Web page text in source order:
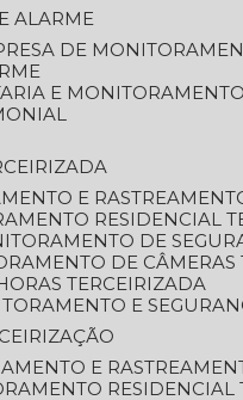
ALARME
DE
E
E
RESIDENCIAL
DE
DE
TERCEIRIZADA
E
E
RESIDENCIAL